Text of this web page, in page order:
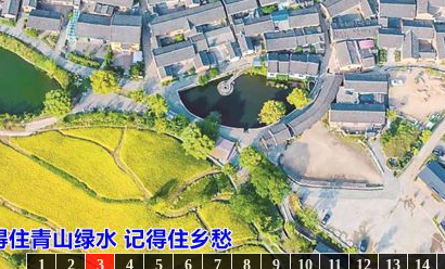
14
13
12
11
10
9
8
7
6
5
4
3
2
1